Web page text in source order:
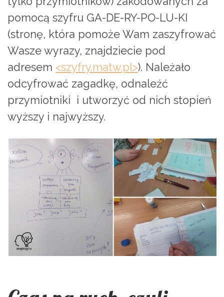
pomocą szyfru GA-DE-RY-PO-LU-KI
(stronę, która pomoże Wam zaszyfrować
Wasze wyrazy, znajdziecie pod
adresem <szyfry.matw.pl>). Należało
odcyfrować zagadkę, odnaleźć
przymiotniki i utworzyć od nich stopień
wyższy i najwyższy.